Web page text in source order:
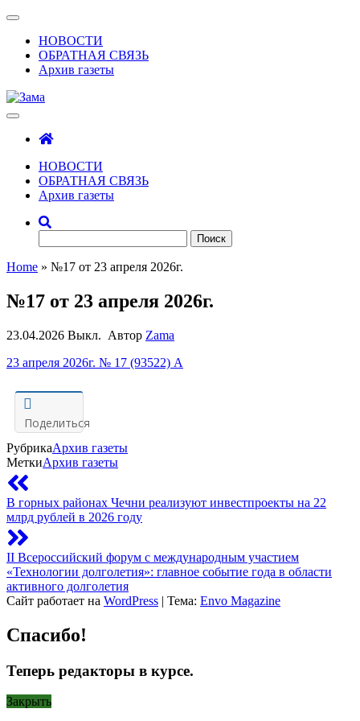
Skip
content
Показать/
Скрыть
навигацию
НОВОСТИ
ОБРАТНАЯ СВЯЗЬ
Архив газеты
НОВОСТИ
ОБРАТНАЯ СВЯЗЬ
Архив газеты
Home » №17 от 23 апреля 2026г.
№17 от 23 апреля 2026г.
23.04.2026 Выкл. Автор Zama
23 апреля 2026г. № 17 (93522) A
Поделиться
РубрикаАрхив газеты
МеткиАрхив газеты
В горных районах Чечни реализуют инвестпроекты на 22
млрд рублей в 2026 году
II Всероссийский форум с международным участием
«Технологии долголетия»: главное событие года в области
активного долголетия
Сайт работает на WordPress | Тема: Envo Magazine
Спасибо!
Теперь редакторы в курсе.
Закрыть